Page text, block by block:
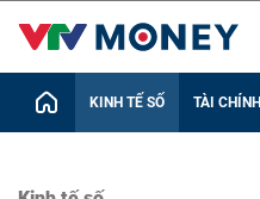
KINH TẾ SỐ TÀI CHÍNH